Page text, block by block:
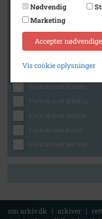
Generelt
Vis kun med billeder
Vis kun med filmklip
Vis kun med lydklip
Vis kun med kilder
Vis kun med geo-tag
om arkiv.dk | arkiver |
Nødvendig
Marketing
Accepter nødvendige
Vis cookie oplysninger